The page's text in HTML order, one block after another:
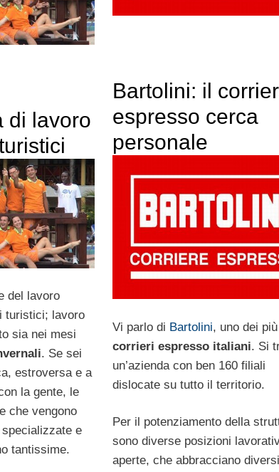
Bartolini: il
espresso cerca
personale
Vi parlo di Bartolini, uno dei
corrieri espresso italiani. Si
un’azienda con ben 160 filiali
dislocate su tutto il territorio.
Per il potenziamento della
sono diverse posizioni
aperte, che abbracciano diversi
di lavoro
del lavoro
turistici; lavoro
sia nei mesi
. Se sei
estroversa e a
la gente, le
che vengono
e
tantissime.